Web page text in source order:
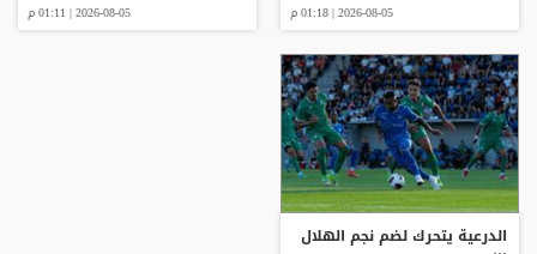
2026-08-05 | 01:18 م 2026-08-05 | 01:11 م
الدرعية يتحرك لضم نجم الهلال